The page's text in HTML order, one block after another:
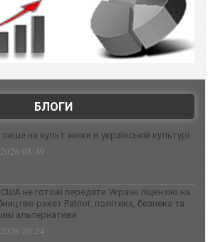
БЛОГИ
лише на культ жінки в українській культурі
08:49
не готові передати Україні ліцензію на
ракет Patriot: політика, безпека та
альтернативи
20:24